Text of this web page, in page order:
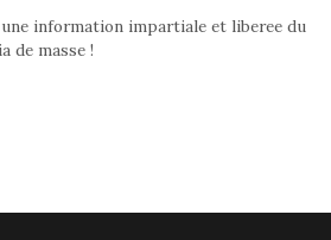
information impartiale et liberee du
de masse !